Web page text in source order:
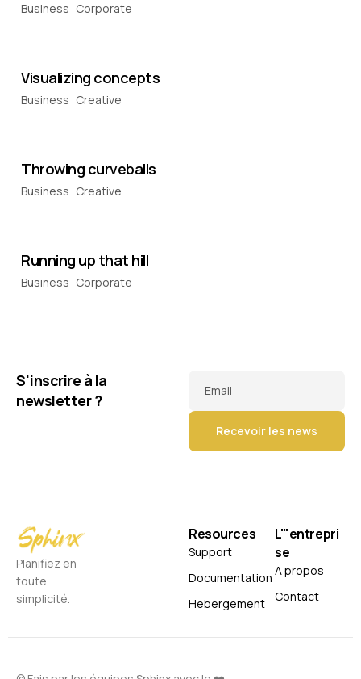
Business Corporate
Visualizing concepts
Business Creative
Throwing curveballs
Business Creative
Running up that hill
Business Corporate
S'inscrire à la
newsletter ?
Email
Planifiez en
toute
simplicité.
Resources
Support
Documentation
Hebergement
L'"entrepri
se
A propos
Contact